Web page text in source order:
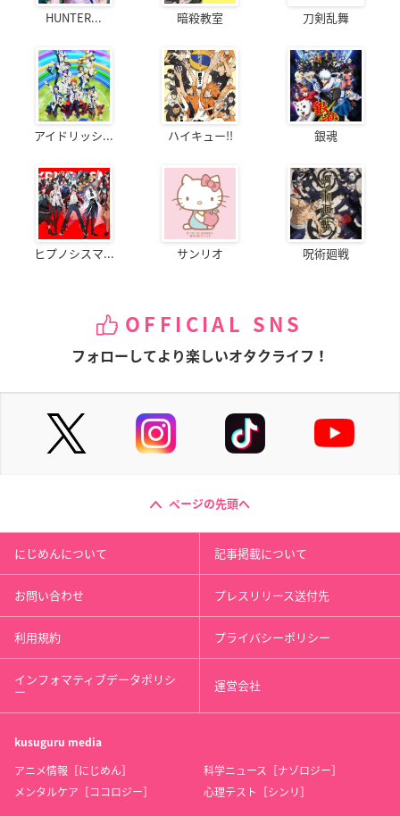
HUNTER... 暗殺教室 刀剣乱舞
アイドリッシ... ハイキュー!! 銀魂
ヒプノシスマ... サンリオ 呪術廻戦
OFFICIAL SNS
フォローしてより楽しいオタクライフ！
ページの先頭へ
にじめんについて 記事掲載について
お問い合わせ プレスリリース送付先
利用規約 プライバシーポリシー
インフォマティブデータポリシ
ー 運営会社
kusuguru media
アニメ情報［にじめん］
科学ニュース［ナゾロジー］
メンタルケア［ココロジー］
心理テスト［シンリ］